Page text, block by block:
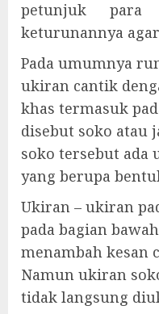
petunjuk
keturunannya
Pada umumnya
ukiran cantik
khas termasuk
disebut soko atau
soko tersebut
yang berupa
Ukiran – ukiran
pada bagian
menambah kesan
Namun ukiran
tidak langsung